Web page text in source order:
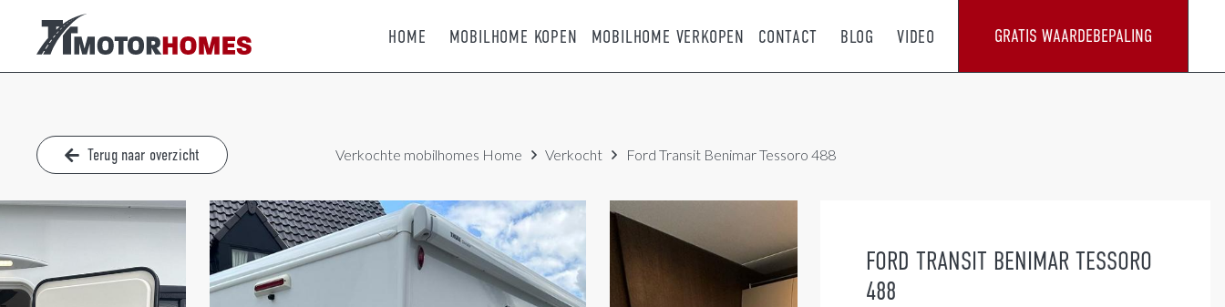
HOME MOBILHOME KOPEN MOBILHOME VERKOPEN CONTACT BLOG VIDEO GRATIS WAARDEBEPALING
Terug naar overzicht Verkochte mobilhomes Home Verkocht Ford Transit Benimar Tessoro 488
FORD TRANSIT BENIMAR TESSORO
488